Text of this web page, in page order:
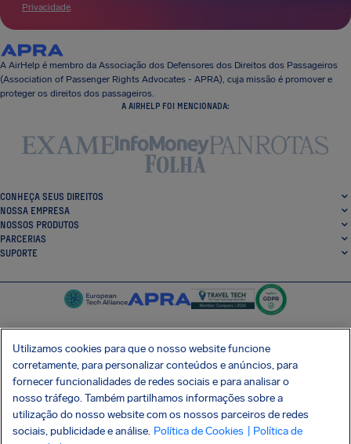
Privacidade.
A AirHelp é membro da Associação dos Defensores dos Direitos dos Passageiros
(Association of Passenger Rights Advocates - APRA), cuja missão é promover e
proteger os direitos dos passageiros.
A AIRHELP FOI MENCIONADA:
CONHEÇA SEUS DIREITOS
NOSSA EMPRESA
NOSSOS PRODUTOS
PARCERIAS
SUPORTE
SocialFacebook
SocialTwitter
SocialInstagram
SocialLinkedin
BAIXE GRÁTIS NOSSO APP
Utilizamos cookies para que o nosso website funcione
corretamente, para personalizar conteúdos e anúncios, para
fornecer funcionalidades de redes sociais e para analisar o
nosso tráfego. Também partilhamos informações sobre a
utilização do nosso website com os nossos parceiros de redes
sociais, publicidade e análise. Política de Cookies
| Política de